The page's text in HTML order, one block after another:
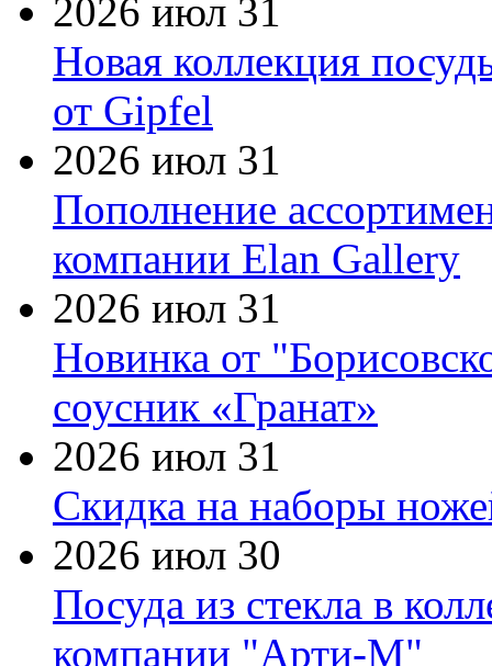
2026 июл 31
Новая коллекция
от Gipfel
2026 июл 31
Пополнение
компании Elan Gallery
2026 июл 31
Новинка от
соусник «Гранат»
2026 июл 31
Скидка на наборы
2026 июл 30
Посуда из стекла в
компании "Арти-М"